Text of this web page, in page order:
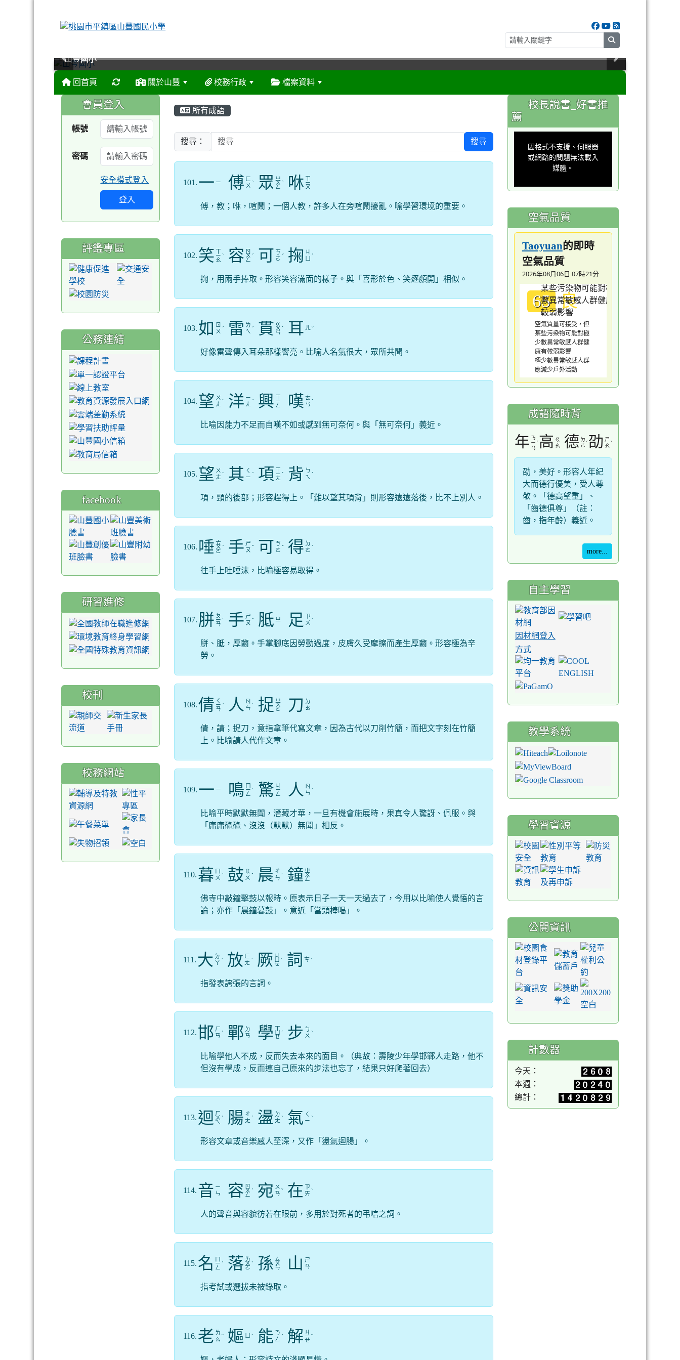
search
山豐國小
山豐國小
山豐國小
山豐國小
回首頁 關於山豐 校務行政 檔案資料
所有成語
搜尋： 搜尋
101. 一 ㄧ 傅 ㄈ
ㄨ ˋ 眾 ㄓ
ㄨ
ㄥ
ˋ 咻 ㄒ
ㄧ
ㄡ
傅，教；咻，喧鬧；一個人教，許多人在旁喧鬧擾亂。喻學習環境的重要。
102. 笑 ㄒ
ㄧ
ㄠ
ˋ 容 ㄖ
ㄨ
ㄥ
ˊ 可 ㄎ
ㄜ ˇ 掬 ㄐ
ˊ
掬，用兩手捧取。形容笑容滿面的樣子。與「喜形於色、笑逐顏開」相似。
103. 如 ㄖ
ㄨ ˊ 雷 ㄌ
ㄟ ˊ 貫 ㄍ
ㄨ
ㄢ
ˋ 耳 ㄦ ˇ
好像雷聲傳入耳朵那樣響亮。比喻人名氣很大，眾所共聞。
104. 望 ㄨ
ㄤ ˋ 洋 ㄧ
ㄤ ˊ 興 ㄒ
ㄧ
ㄥ 嘆 ㄊ
ㄢ ˋ
比喻因能力不足而自嘆不如或感到無可奈何。與「無可奈何」義近。
105. 望 ㄨ
ㄤ ˋ 其 ㄑ
ㄧ ˊ 項 ㄒ
ㄧ
ㄤ
ˋ 背 ㄅ
ㄟ ˋ
項，頸的後部；形容趕得上。「難以望其項背」則形容遠遠落後，比不上別人。
106. 唾 ㄊ
ㄨ
ㄛ
ˋ 手 ㄕ
ㄡ ˇ 可 ㄎ
ㄜ ˇ 得 ㄉ
ㄜ ˊ
往手上吐唾沫，比喻極容易取得。
107. 胼 ㄆ
ㄧ
ㄢ
ˊ 手 ㄕ
ㄡ ˇ 胝 ㄓ 足 ㄗ
ㄨ ˊ
胼、胝，厚繭。手掌腳底因勞動過度，皮膚久受摩擦而產生厚繭。形容極為辛
勞。
108.倩 ㄑ
ㄧ
ㄢ
ˋ 人 ㄖ
ㄣ ˊ 捉 ㄓ
ㄨ
ㄛ 刀 ㄉ
ㄠ
倩，請；捉刀，意指拿筆代寫文章，因為古代以刀削竹簡，而把文字刻在竹簡
上。比喻請人代作文章。
109. 一 ㄧ 鳴 ㄇ
ㄧ
ㄥ
ˊ 驚 ㄐ
ㄧ
ㄥ 人 ㄖ
ㄣ ˊ
比喻平時默默無聞，潛藏才華，一旦有機會施展時，果真令人驚訝、佩服。與
「庸庸碌碌、沒沒（默默）無聞」相反。
110. 暮 ㄇ
ㄨ ˋ 鼓 ㄍ
ㄨ ˇ 晨 ㄔ
ㄣ ˊ 鐘 ㄓ
ㄨ
ㄥ
佛寺中敲鐘擊鼓以報時。原表示日子一天一天過去了，今用以比喻使人覺悟的言
論；亦作「晨鐘暮鼓」。意近「當頭棒喝」。
111. 大 ㄉ
ㄚ ˋ 放 ㄈ
ㄤ ˋ 厥 ㄐ
ㄩ
ㄝ
ˊ 詞 ㄘ ˊ
指發表誇張的言詞。
112. 邯 ㄏ
ㄢ ˊ 鄲 ㄉ
ㄢ
學 ㄒ
ㄩ
ㄝ
ˊ 步 ㄅ
ㄨ ˋ
比喻學他人不成，反而失去本來的面目。（典故：壽陵少年學邯鄲人走路，他不
但沒有學成，反而連自己原來的步法也忘了，結果只好爬著回去）
113. 迴 ㄏ
ㄨ
ㄟ
ˊ 腸 ㄔ
ㄤ ˊ 盪 ㄉ
ㄤ ˋ 氣 ㄑ
ㄧ ˋ
形容文章或音樂感人至深，又作「盪氣迴腸」。
114. 音 ㄧ
ㄣ
容 ㄖ
ㄨ
ㄥ
ˊ 宛 ㄨ
ㄢ ˇ 在 ㄗ
ㄞ ˋ
人的聲音與容貌彷若在眼前，多用於對死者的弔唁之詞。
115. 名 ㄇ
ㄧ
ㄥ
ˊ 落 ㄌ
ㄨ
ㄛ
ˋ 孫 ㄙ
ㄨ
ㄣ 山 ㄕ
ㄢ
指考試或選拔未被錄取。
116. 老 ㄌ
ㄠ ˇ 嫗 ˋ 能 ㄋ
ㄥ ˊ 解 ㄐ
ㄧ
ㄝ
ˇ
:::
會員登入
帳號
密碼
安全模式登入
登入
評鑑專區
公務連結
facebook
研習進修
校刊
校務網站
:::
校長說書_好書推
薦
window.
因格式不支援、伺服器
或網路的問題無法載入
媒體。
空氣品質
Taoyuan的即時
空氣品質
2026年08月06日 07時21分
65 良
空氣質量可接受，但
某些污染物可能對極
少數異常敏感人群健
康有較弱影響
極少數異常敏感人群
應減少戶外活動
成語隨時背
年 ㄋ
ㄧ
ㄢ
ˊ高 ㄍ
ㄠ
德 ㄉ
ㄜ ˊ劭 ㄕ
ㄠ ˋ
劭，美好。形容人年紀
大而德行優美，受人尊
敬。「德高望重」、
「齒德俱尊」（註：
齒，指年齡）義近。
more...
自主學習
因材網登入
方式
教學系統
學習資源
公開資訊
計數器
今天：
本週：
總計：